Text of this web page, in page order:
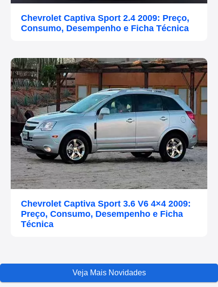
Chevrolet Captiva Sport 2.4 2009: Preço,
Consumo, Desempenho e Ficha Técnica
Chevrolet Captiva Sport 3.6 V6 4×4 2009:
Preço, Consumo, Desempenho e Ficha
Técnica
Veja Mais Novidades